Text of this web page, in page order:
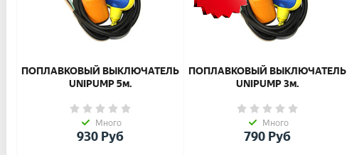
ПОПЛАВКОВЫЙ ВЫКЛЮЧАТЕЛЬ
UNIPUMP 5м.
Много
930 Руб
ПОПЛАВКОВЫЙ ВЫКЛЮЧАТЕЛЬ
UNIPUMP 3м.
Много
790 Руб